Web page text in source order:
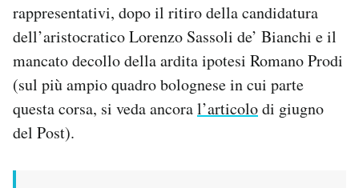
rappresentativi, dopo il ritiro della candidatura
dell’aristocratico Lorenzo Sassoli de’ Bianchi e il
mancato decollo della ardita ipotesi Romano Prodi
(sul più ampio quadro bolognese in cui parte
questa corsa, si veda ancoral’articolodi giugno
del Post).